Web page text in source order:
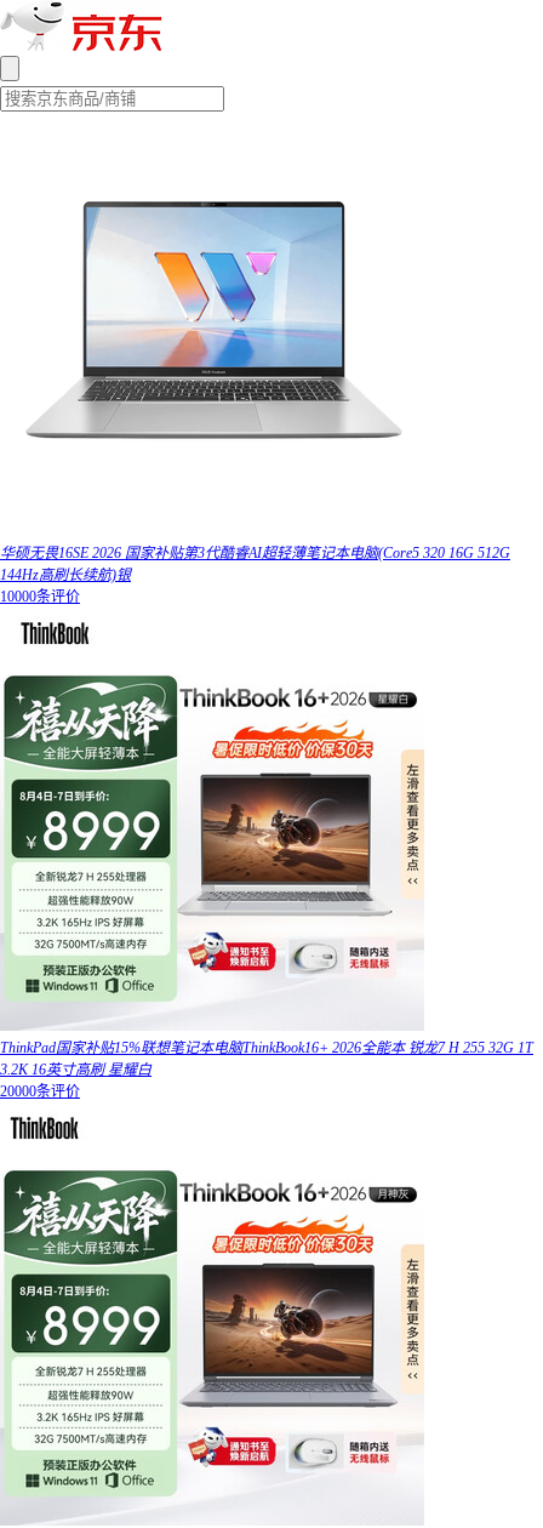
华硕无畏16SE 2026 国家补贴第3代酷睿AI超轻薄笔记本电脑(Core5 320 16G 512G
144Hz高刷长续航)银
10000条评价
ThinkPad国家补贴15%联想笔记本电脑ThinkBook16+ 2026全能本 锐龙7 H 255 32G 1T
3.2K 16英寸高刷 星耀白
20000条评价